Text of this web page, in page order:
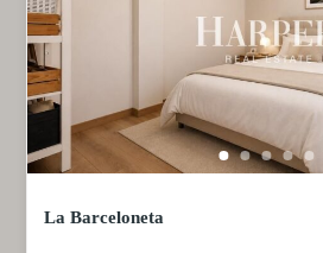
La Barceloneta